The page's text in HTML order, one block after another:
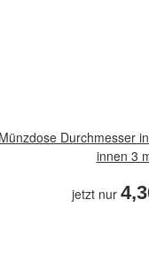
Münzdose Durchmesser
innen 3
jetzt nur